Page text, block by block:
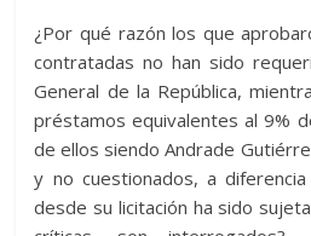
¿Por qué razón los que
contratadas no han sido
General de la República,
préstamos equivalentes al 9%
de ellos siendo Andrade
y no cuestionados, a
desde su licitación ha sido